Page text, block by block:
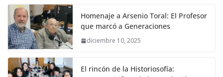
Homenaje a Arsenio Toral: El Profesor
que marcó a Generaciones
diciembre 10, 2025
El rincón de la Historiosofía: